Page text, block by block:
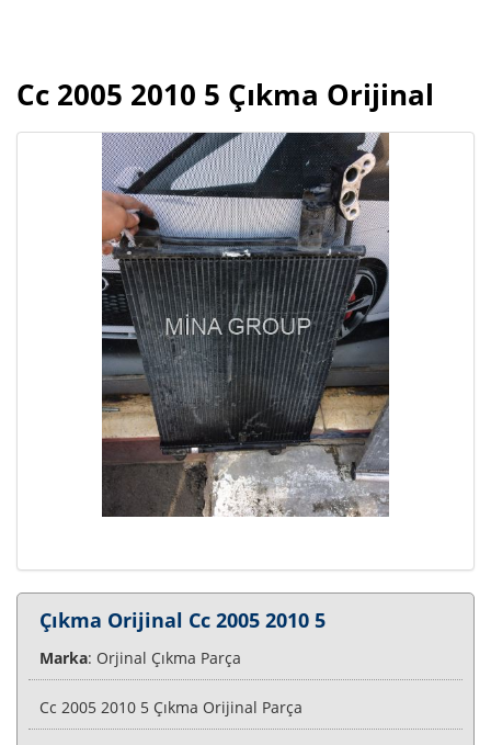
Cc 2005 2010 5 Çıkma Orijinal
Çıkma Orijinal Cc 2005 2010 5
Marka: Orjinal Çıkma Parça
Cc 2005 2010 5 Çıkma Orijinal Parça